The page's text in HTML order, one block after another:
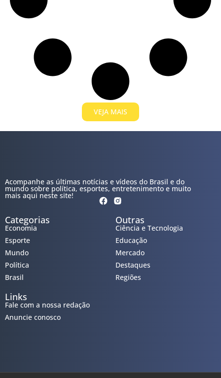
VEJA MAIS
Acompanhe as últimas notícias e vídeos do Brasil e do
mundo sobre política, esportes, entretenimento e muito
mais aqui neste site!
Categorias
Economia
Esporte
Mundo
Política
Brasil
Outras
Ciência e Tecnologia
Educação
Mercado
Destaques
Regiões
Links
Fale com a nossa redação
Anuncie conosco